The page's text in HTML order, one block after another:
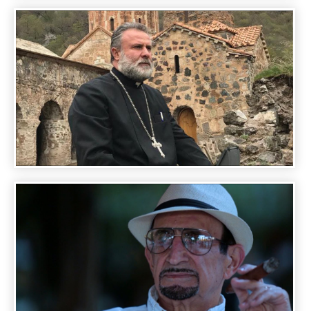
A DAY WITH FAMOUS PEOPLE - SOS
SARGSYAN
A DAY WITH FAMOUS PEOPLE - FATHER
HOVHANNES